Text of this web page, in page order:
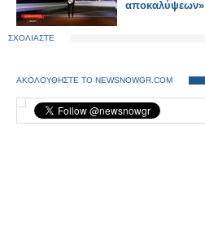
αποκαλύψεων»
ΣΧΟΛΙΑΣΤΕ
ΑΚΟΛΟΥΘΗΣΤΕ ΤΟ NEWSNOWGR.COM